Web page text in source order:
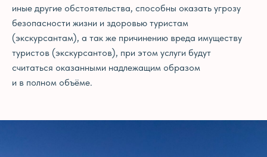
иные другие обстоятельства, способны оказать угрозу
безопасности жизни и здоровью туристам
(экскурсантам), а так же причинению вреда имуществу
туристов (экскурсантов), при этом услуги будут
считаться оказанными надлежащим образом
и в полном объёме.
ВНИМАНИЕ!
Наши друзья действующие спортсмены-
альпинисты, инструктора по альпинизму,
организуют восхождения на Эльбрус и Казбек.